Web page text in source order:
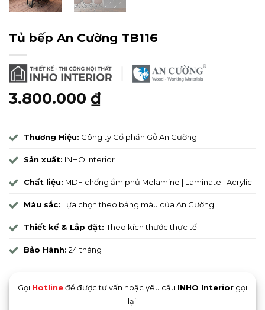
Tủ bếp An Cường TB116
3.800.000 ₫
Thương Hiệu: Công ty Cổ phần Gỗ An Cường
Sản xuất: INHO Interior
Chất liệu: MDF chống ẩm phủ Melamine | Laminate | Acrylic
Màu sắc: Lựa chọn theo bảng màu của An Cường
Thiết kế & Lắp đặt:Theo kích thước thực tế
Bảo Hành: 24 tháng
Gọi Hotlineđể được tư vấn hoặc yêu cầu INHO Interior gọi
lại: